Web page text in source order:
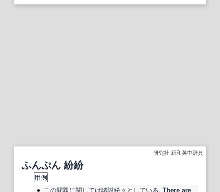
研究社 新和英中辞典
ふんぷん 紛紛
用例
この問題に関しては諸説紛々 としている. There are